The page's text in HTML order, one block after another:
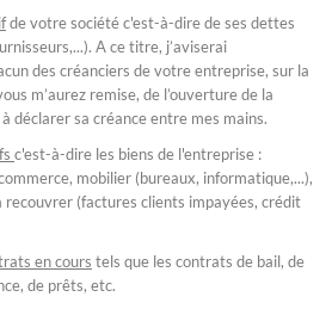
de votre société c'est-à-dire de ses dettes
A ce titre, j’aviserai
des créanciers de votre entreprise, sur la
m’aurez remise, de l’ouverture de la
déclarer sa créance entre mes mains.
c'est-à-dire les biens de l'entreprise :
mobilier (bureaux, informatique,...),
recouvrer (factures clients impayées, crédit
en cours tels que les contrats de bail, de
de prêts, etc.